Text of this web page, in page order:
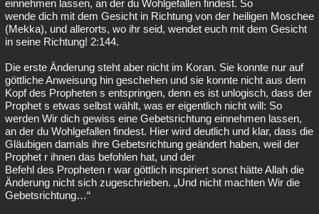
einnehmen lassen, an der du Wohlgefallen findest. So
wende dich mit dem Gesicht in Richtung von der heiligen Moschee
(Mekka), und allerorts, wo ihr seid, wendet euch mit dem Gesicht
in seine Richtung! 2:144.
Die erste Änderung steht aber nicht im Koran. Sie konnte nur auf
göttliche Anweisung hin geschehen und sie konnte nicht aus dem
Kopf des Propheten s entspringen, denn es ist unlogisch, dass der
Prophet s etwas selbst wählt, was er eigentlich nicht will: So
werden Wir dich gewiss eine Gebetsrichtung einnehmen lassen,
an der du Wohlgefallen findest. Hier wird deutlich und klar, dass die
Gläubigen damals ihre Gebetsrichtung geändert haben, weil der
Prophet r ihnen das befohlen hat, und der
Befehl des Propheten r war göttlich inspiriert sonst hätte Allah die
Änderung nicht sich zugeschrieben. „Und nicht machten Wir die
Gebetsrichtung…“